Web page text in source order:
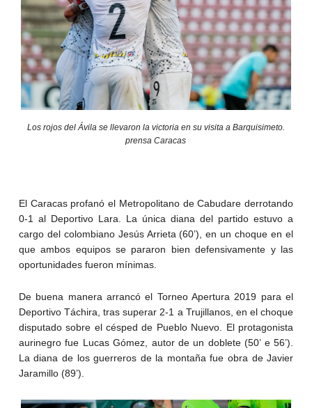
Los rojos del Ávila se llevaron la victoria en su visita a Barquisimeto.
prensa Caracas
El Caracas profanó el Metropolitano de Cabudare derrotando
0-1 al Deportivo Lara. La única diana del partido estuvo a
cargo del colombiano Jesús Arrieta (60’), en un choque en el
que ambos equipos se pararon bien defensivamente y las
oportunidades fueron mínimas.
De buena manera arrancó el Torneo Apertura 2019 para el
Deportivo Táchira, tras superar 2-1 a Trujillanos, en el choque
disputado sobre el césped de Pueblo Nuevo. El protagonista
aurinegro fue Lucas Gómez, autor de un doblete (50’ e 56’).
La diana de los guerreros de la montaña fue obra de Javier
Jaramillo (89’).